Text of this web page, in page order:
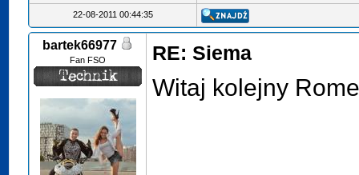
22-08-2011 00:44:35
bartek66977
Fan FSO RE: Siema
Witaj kolejny